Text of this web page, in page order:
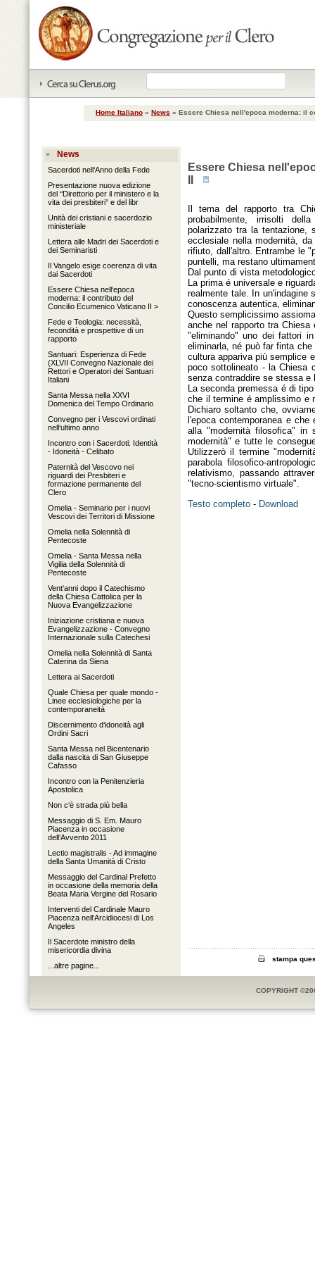
Home Italiano » News » Essere Chiesa nell'epoca moderna: il
News
Sacerdoti nell‘Anno della Fede
Presentazione nuova edizione
del ‘‘Direttorio per il ministero e la
vita dei presbiteri‘‘ e del libr
Unità dei cristiani e sacerdozio
ministeriale
Lettera alle Madri dei Sacerdoti e
dei Seminaristi
Il Vangelo esige coerenza di vita
dai Sacerdoti
Essere Chiesa nell‘epoca
moderna: il contributo del
Concilio Ecumenico Vaticano II >
Fede e Teologia: necessità,
fecondità e prospettive di un
rapporto
Santuari: Esperienza di Fede
(XLVII Convegno Nazionale dei
Rettori e Operatori dei Santuari
Italiani
Santa Messa nella XXVI
Domenica del Tempo Ordinario
Convegno per i Vescovi ordinati
nell‘ultimo anno
Incontro con i Sacerdoti: Identità
- Idoneità - Celibato
Paternità del Vescovo nei
riguardi dei Presbiteri e
formazione permanente del
Clero
Omelia - Seminario per i nuovi
Vescovi dei Territori di Missione
Omelia nella Solennità di
Pentecoste
Omelia - Santa Messa nella
Vigilia della Solennità di
Pentecoste
Vent‘anni dopo il Catechismo
della Chiesa Cattolica per la
Nuova Evangelizzazione
Iniziazione cristiana e nuova
Evangelizzazione - Convegno
Internazionale sulla Catechesi
Omelia nella Solennità di Santa
Caterina da Siena
Lettera ai Sacerdoti
Quale Chiesa per quale mondo -
Linee ecclesiologiche per la
contemporaneità
Discernimento d‘idoneità agli
Ordini Sacri
Santa Messa nel Bicentenario
dalla nascita di San Giuseppe
Cafasso
Incontro con la Penitenzieria
Apostolica
Non c‘è strada più bella
Messaggio di S. Em. Mauro
Piacenza in occasione
dell‘Avvento 2011
Lectio magistralis - Ad immagine
della Santa Umanità di Cristo
Messaggio del Cardinal Prefetto
in occasione della memoria della
Beata Maria Vergine del Rosario
Interventi del Cardinale Mauro
Piacenza nell‘Arcidiocesi di Los
Angeles
Il Sacerdote ministro della
misericordia divina
...altre pagine...
Essere Chiesa
Il tema del rapporto tra
probabilmente, irrisolti
polarizzato tra la tentazione,
ecclesiale nella modernità,
rifiuto, dall'altro. Entrambe le
puntelli, ma restano
Dal punto di vista
La prima é universale e
realmente tale. In un'indagine
conoscenza autentica,
Questo semplicissimo
anche nel rapporto tra
"eliminando" uno dei fattori
eliminarla, né può far finta
cultura appariva più semplice
poco sottolineato - la Chiesa
senza contraddire se stessa e
La seconda premessa é di
che il termine é amplissimo e
Dichiaro soltanto che,
l'epoca contemporanea e
alla "modernità filosofica" in
modernità" e tutte le
Utilizzerò il termine
parabola filosofico-
relativismo, passando
"tecno-scientismo virtuale".
Testo completo - Download
stampa
COPYRIGHT